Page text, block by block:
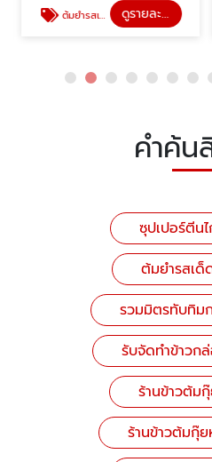
ต้มยำรสเด็ดเปิดดึก ดูรายละเอียด
คำค้น
ซุปเปอร์ตีน
ต้มยำรสเด็
รวมมิตรทับทิม
รับจัดทำข้าวก
ร้านข้าวต้ม
ร้านข้าวต้มกุ๊